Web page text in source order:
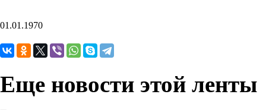
01.01.1970
Еще новости этой ленты